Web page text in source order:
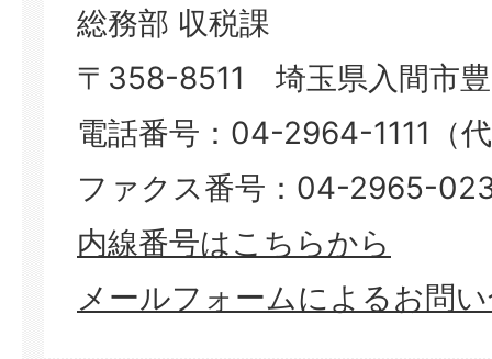
総務部 収税課
〒358-8511 埼玉県入間市
電話番号：04-2964-1111（
ファクス番号：04-2965-
内線番号はこちらから
メールフォームによるお問